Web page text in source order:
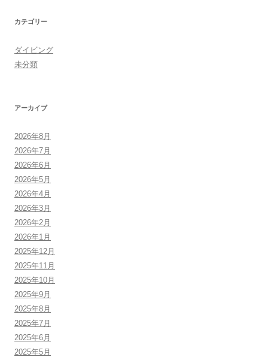
カテゴリー
ダイビング
未分類
アーカイブ
2026年8月
2026年7月
2026年6月
2026年5月
2026年4月
2026年3月
2026年2月
2026年1月
2025年12月
2025年11月
2025年10月
2025年9月
2025年8月
2025年7月
2025年6月
2025年5月